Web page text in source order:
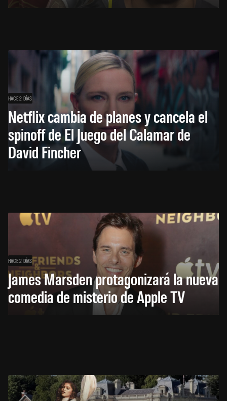
HACE 2 DÍAS
Netflix cambia de planes y cancela el
spinoff de El Juego del Calamar de
David Fincher
HACE 2 DÍAS
James Marsden protagonizará la nueva
comedia de misterio de Apple TV